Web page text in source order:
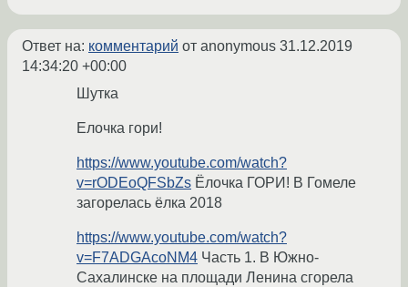
Ответ на: комментарий от anonymous 31.12.2019
14:34:20 +00:00
Шутка
Елочка гори!
https://www.youtube.com/watch?
v=rODEoQFSbZs Ёлочка ГОРИ! В Гомеле
загорелась ёлка 2018
https://www.youtube.com/watch?
v=F7ADGAcoNM4 Часть 1. В Южно-
Сахалинске на площади Ленина сгорела